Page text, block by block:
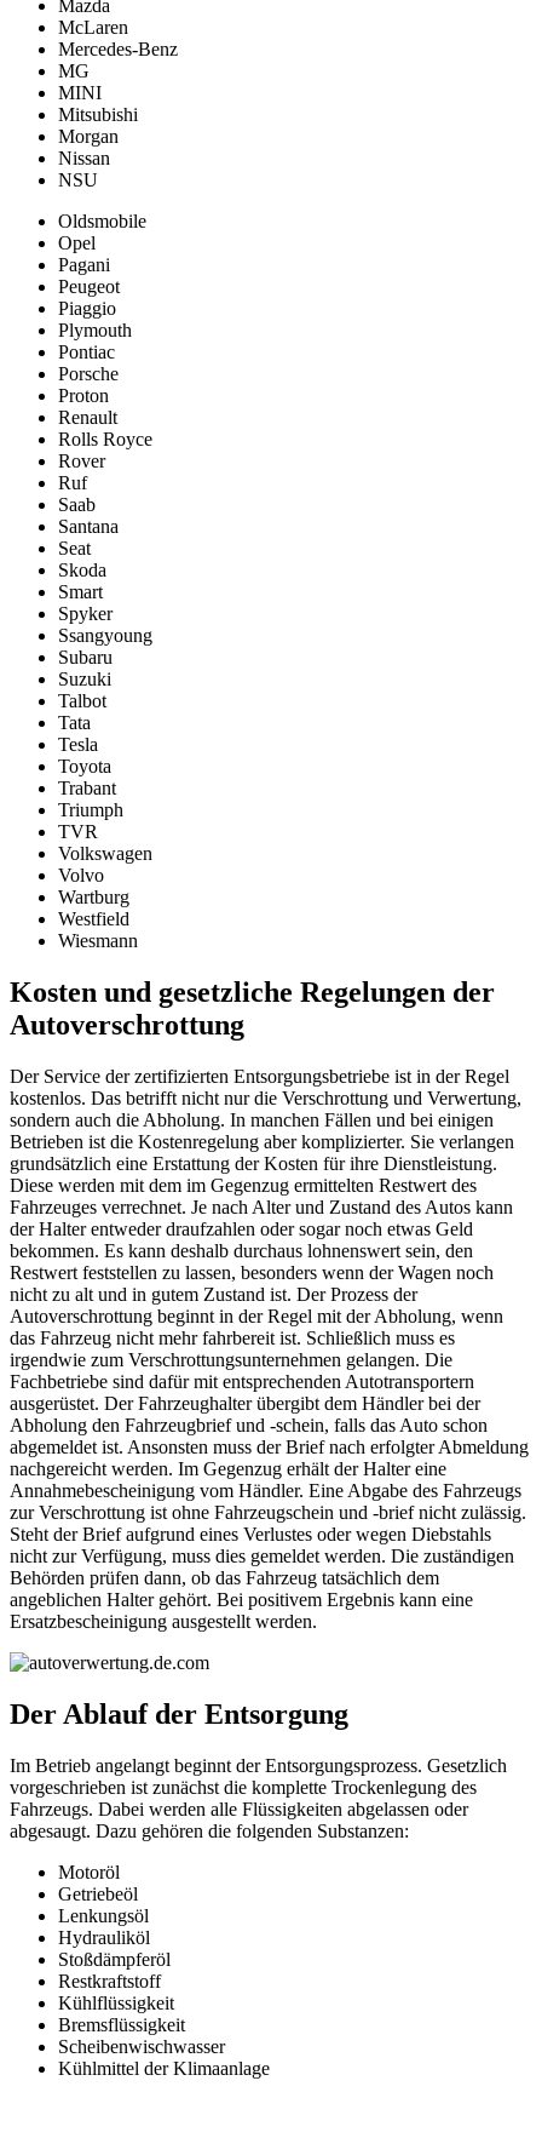
Mazda
McLaren
Mercedes-Benz
MG
MINI
Mitsubishi
Morgan
Nissan
NSU
Oldsmobile
Opel
Pagani
Peugeot
Piaggio
Plymouth
Pontiac
Porsche
Proton
Renault
Rolls Royce
Rover
Ruf
Saab
Santana
Seat
Skoda
Smart
Spyker
Ssangyoung
Subaru
Suzuki
Talbot
Tata
Tesla
Toyota
Trabant
Triumph
TVR
Volkswagen
Volvo
Wartburg
Westfield
Wiesmann
Kosten und gesetzliche Regelungen der
Autoverschrottung
Der Service der zertifizierten Entsorgungsbetriebe ist in der Regel
kostenlos. Das betrifft nicht nur die Verschrottung und Verwertung,
sondern auch die Abholung. In manchen Fällen und bei einigen
Betrieben ist die Kostenregelung aber komplizierter. Sie verlangen
grundsätzlich eine Erstattung der Kosten für ihre Dienstleistung.
Diese werden mit dem im Gegenzug ermittelten Restwert des
Fahrzeuges verrechnet. Je nach Alter und Zustand des Autos kann
der Halter entweder draufzahlen oder sogar noch etwas Geld
bekommen. Es kann deshalb durchaus lohnenswert sein, den
Restwert feststellen zu lassen, besonders wenn der Wagen noch
nicht zu alt und in gutem Zustand ist. Der Prozess der
Autoverschrottung beginnt in der Regel mit der Abholung, wenn
das Fahrzeug nicht mehr fahrbereit ist. Schließlich muss es
irgendwie zum Verschrottungsunternehmen gelangen. Die
Fachbetriebe sind dafür mit entsprechenden Autotransportern
ausgerüstet. Der Fahrzeughalter übergibt dem Händler bei der
Abholung den Fahrzeugbrief und -schein, falls das Auto schon
abgemeldet ist. Ansonsten muss der Brief nach erfolgter Abmeldung
nachgereicht werden. Im Gegenzug erhält der Halter eine
Annahmebescheinigung vom Händler. Eine Abgabe des Fahrzeugs
zur Verschrottung ist ohne Fahrzeugschein und -brief nicht zulässig.
Steht der Brief aufgrund eines Verlustes oder wegen Diebstahls
nicht zur Verfügung, muss dies gemeldet werden. Die zuständigen
Behörden prüfen dann, ob das Fahrzeug tatsächlich dem
angeblichen Halter gehört. Bei positivem Ergebnis kann eine
Ersatzbescheinigung ausgestellt werden.
Der Ablauf der Entsorgung
Im Betrieb angelangt beginnt der Entsorgungsprozess. Gesetzlich
vorgeschrieben ist zunächst die komplette Trockenlegung des
Fahrzeugs. Dabei werden alle Flüssigkeiten abgelassen oder
abgesaugt. Dazu gehören die folgenden Substanzen:
Motoröl
Getriebeöl
Lenkungsöl
Hydrauliköl
Stoßdämpferöl
Restkraftstoff
Kühlflüssigkeit
Bremsflüssigkeit
Scheibenwischwasser
Kühlmittel der Klimaanlage